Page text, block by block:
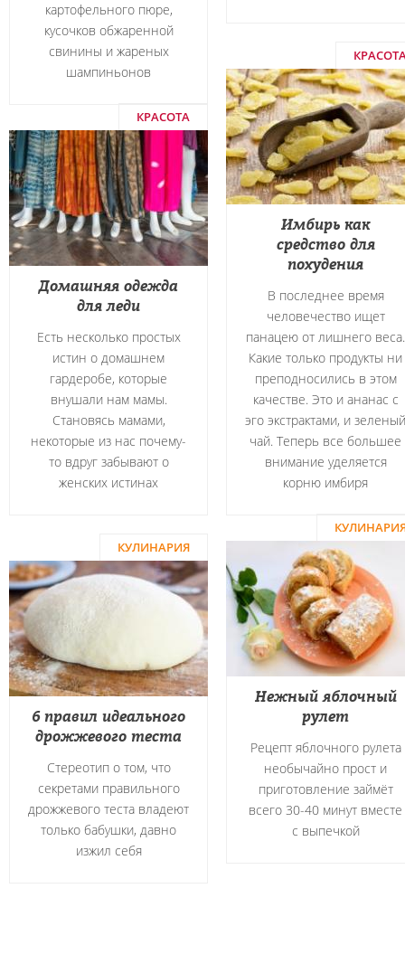
картофельного пюре,
кусочков обжаренной
свинины и жареных
шампиньонов
Имбирь как
средство для
похудения
В последнее время
человечество ищет
панацею от лишнего веса.
Какие только продукты ни
преподносились в этом
качестве. Это и ананас с
эго экстрактами, и зеленый
чай. Теперь все большее
внимание уделяется
корню имбиря
КРАСОТА
Домашняя одежда
для леди
Есть несколько простых
истин о домашнем
гардеробе, которые
внушали нам мамы.
Становясь мамами,
некоторые из нас почему-
то вдруг забывают о
женских истинах
Нежный яблочный
рулет
Рецепт яблочного рулета
необычайно прост и
приготовление займёт
всего 30-40 минут вместе
с выпечкой
КУЛИНАРИЯ
6 правил идеального
дрожжевого теста
Стереотип о том, что
секретами правильного
дрожжевого теста владеют
только бабушки, давно
изжил себя